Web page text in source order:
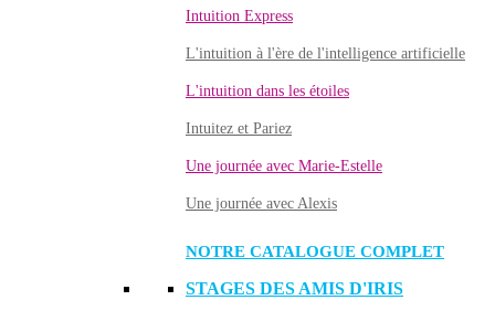
Intuition Express
L'intuition à l'ère de l'intelligence artificielle
L'intuition dans les étoiles
Intuitez et Pariez
Une journée avec Marie-Estelle
Une journée avec Alexis
NOTRE CATALOGUE COMPLET
STAGES DES AMIS D'IRIS